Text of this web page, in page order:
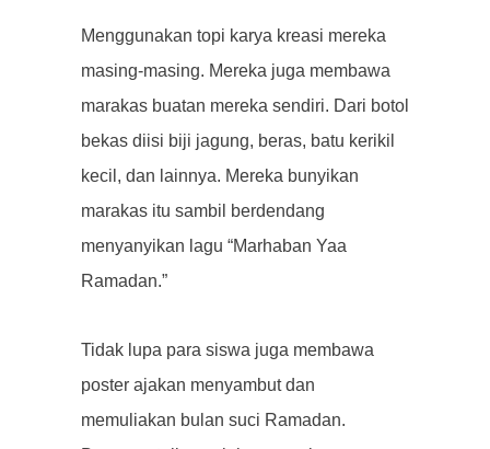
Menggunakan topi karya kreasi mereka
masing-masing. Mereka juga membawa
marakas buatan mereka sendiri. Dari botol
bekas diisi biji jagung, beras, batu kerikil
kecil, dan lainnya. Mereka bunyikan
marakas itu sambil berdendang
menyanyikan lagu “Marhaban Yaa
Ramadan.”
Tidak lupa para siswa juga membawa
poster ajakan menyambut dan
memuliakan bulan suci Ramadan.